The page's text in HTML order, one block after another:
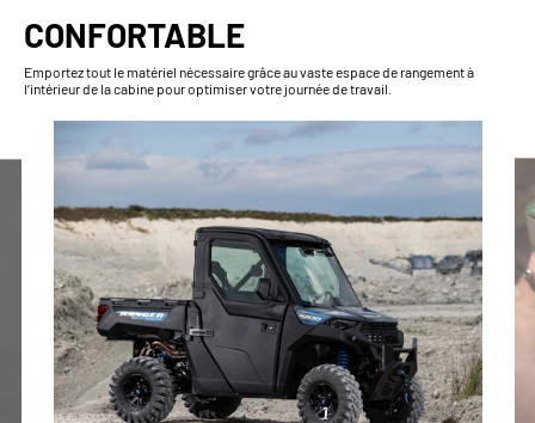
CONFORTABLE
Emportez tout le matériel nécessaire grâce au vaste espace de rangement à
l’intérieur de la cabine pour optimiser votre journée de travail.